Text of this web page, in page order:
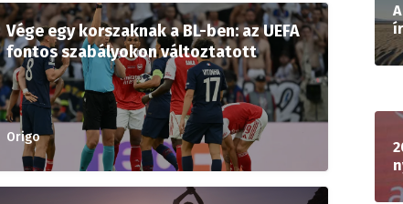
Vége egy korszaknak a BL-ben: az UEFA
fontos szabályokon változtatott
Origo